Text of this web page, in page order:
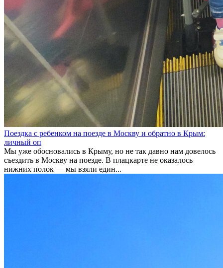
Поездка с ребенком на поезде в Москву и обратно в Крым:
личный оп
Мы уже обосновались в Крыму, но не так давно нам довелось
съездить в Москву на поезде. В плацкарте не оказалось
нижних полок — мы взяли един...